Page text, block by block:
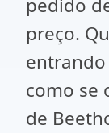
pedido
preço.
entrando
como se
de